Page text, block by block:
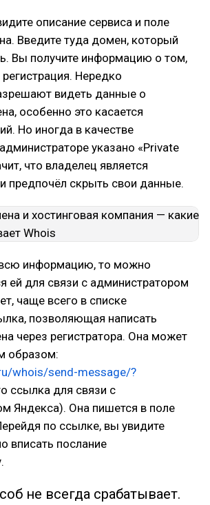
описание сервиса и поле
Введите туда домен, который
Вы получите информацию о том,
Нередко
видеть данные о
особенно это касается
Но иногда в качестве
указано «Private
что владелец является
предпочёл скрыть свои данные.
информацию, то можно
ей для связи с администратором
чаще всего в списке
позволяющая написать
через регистратора. Она может
образом:
whois/send-message/?
ссылка для связи с
Яндекса). Она пишется в поле
по ссылке, вы увидите
вписать послание
не всегда срабатывает.